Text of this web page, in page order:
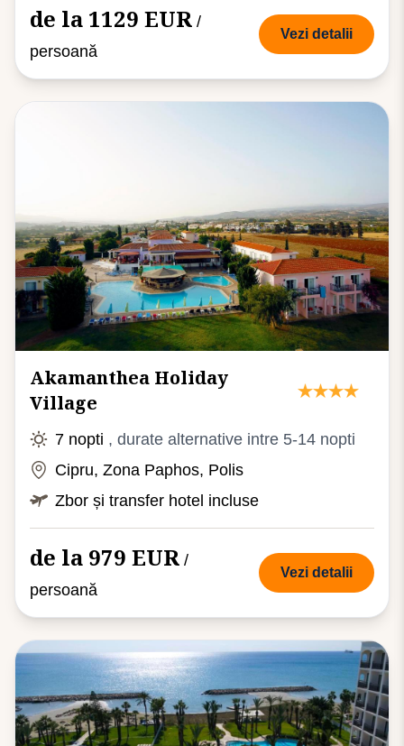
de la 1129 EUR /
persoană
Vezi detalii
Akamanthea Holiday
Village
7 nopti , durate alternative intre 5-14 nopti
Cipru, Zona Paphos, Polis
Zbor și transfer hotel incluse
de la 979 EUR /
persoană
Vezi detalii